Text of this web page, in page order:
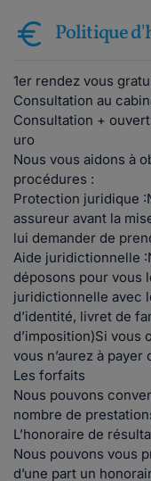
Politique
1er rendez vous
Consultation au
Consultation +
uro
Nous vous aidons à
procédures :
Protection juridique
assureur avant la
lui demander de
Aide juridictionnelle
déposons pour vous
juridictionnelle avec
d’identité, livret de
d’imposition)Si vous
vous n’aurez à
Les forfaits
Nous pouvons
nombre de
L’honoraire de
Nous pouvons vous
d’une part un